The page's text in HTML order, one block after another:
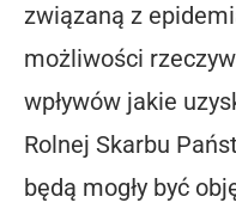
związaną z
możliwości
wpływów jakie
Rolnej Skarbu
będą mogły być